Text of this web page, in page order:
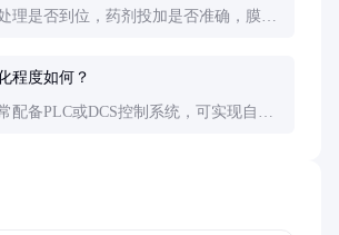
理是否到位，药剂投加是否准确，膜是
程度如何？
配备PLC或DCS控制系统，可实现自动